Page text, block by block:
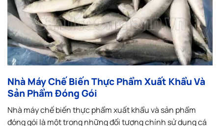
Nhà Máy Chế Biến Thực Phẩm Xuất Khẩu Và
Sản Phẩm Đóng Gói
Nhà máy chế biến thực phẩm xuất khẩu và sản phẩm
đóng gói là một trong những đối tượng chính sử dụng cá